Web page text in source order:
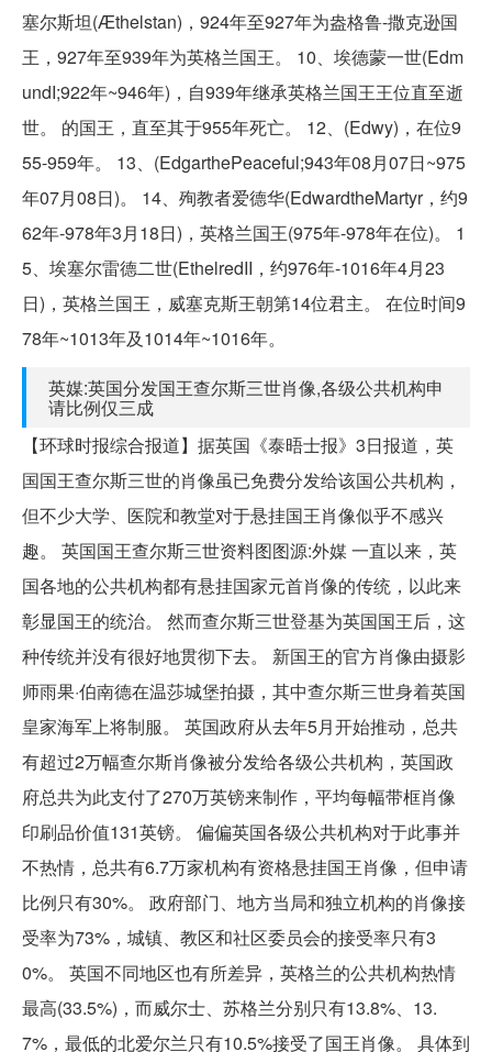
塞尔斯坦(Æthelstan)，924年至927年为盎格鲁-撒克逊国
王，927年至939年为英格兰国王。 10、埃德蒙一世(Edm
undI;922年~946年)，自939年继承英格兰国王王位直至逝
世。 的国王，直至其于955年死亡。 12、(Edwy)，在位9
55-959年。 13、(EdgarthePeaceful;943年08月07日~975
年07月08日)。 14、殉教者爱德华(EdwardtheMartyr，约9
62年-978年3月18日)，英格兰国王(975年-978年在位)。 1
5、埃塞尔雷德二世(EthelredII，约976年-1016年4月23
日)，英格兰国王，威塞克斯王朝第14位君主。 在位时间9
78年~1013年及1014年~1016年。
英媒:英国分发国王查尔斯三世肖像,各级公共机构申
请比例仅三成
【环球时报综合报道】据英国《泰晤士报》3日报道，英
国国王查尔斯三世的肖像虽已免费分发给该国公共机构，
但不少大学、医院和教堂对于悬挂国王肖像似乎不感兴
趣。 英国国王查尔斯三世资料图图源:外媒 一直以来，英
国各地的公共机构都有悬挂国家元首肖像的传统，以此来
彰显国王的统治。 然而查尔斯三世登基为英国国王后，这
种传统并没有很好地贯彻下去。 新国王的官方肖像由摄影
师雨果·伯南德在温莎城堡拍摄，其中查尔斯三世身着英国
皇家海军上将制服。 英国政府从去年5月开始推动，总共
有超过2万幅查尔斯肖像被分发给各级公共机构，英国政
府总共为此支付了270万英镑来制作，平均每幅带框肖像
印刷品价值131英镑。 偏偏英国各级公共机构对于此事并
不热情，总共有6.7万家机构有资格悬挂国王肖像，但申请
比例只有30%。 政府部门、地方当局和独立机构的肖像接
受率为73%，城镇、教区和社区委员会的接受率只有3
0%。 英国不同地区也有所差异，英格兰的公共机构热情
最高(33.5%)，而威尔士、苏格兰分别只有13.8%、13.
7%，最低的北爱尔兰只有10.5%接受了国王肖像。 具体到